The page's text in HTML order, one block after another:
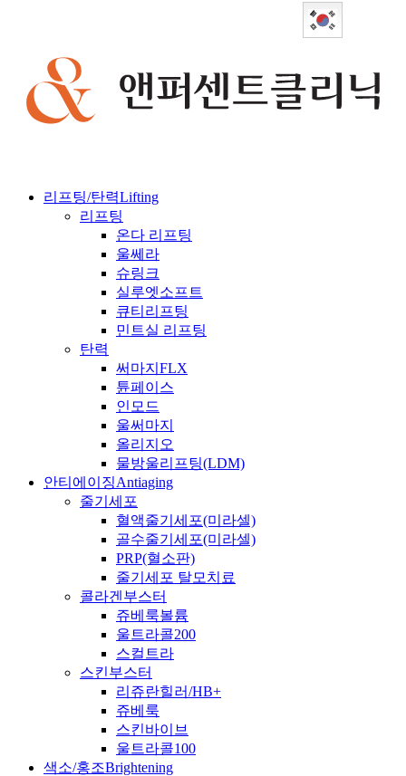
리프팅/탄력Lifting
리프팅
온다 리프팅
울쎄라
슈링크
실루엣소프트
큐티리프팅
민트실 리프팅
탄력
써마지FLX
튠페이스
인모드
울써마지
올리지오
물방울리프팅(LDM)
안티에이징Antiaging
줄기세포
혈액줄기세포(미라셀)
골수줄기세포(미라셀)
PRP(혈소판)
줄기세포 탈모치료
콜라겐부스터
쥬베룩볼륨
울트라콜200
스컬트라
스킨부스터
리쥬란힐러/HB+
쥬베룩
스킨바이브
울트라콜100
색소/홍조Brightening